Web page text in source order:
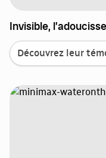
Invisible,
Découvrez leur